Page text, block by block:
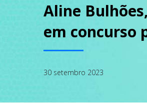
Aline
em concurso
30 setembro 2023